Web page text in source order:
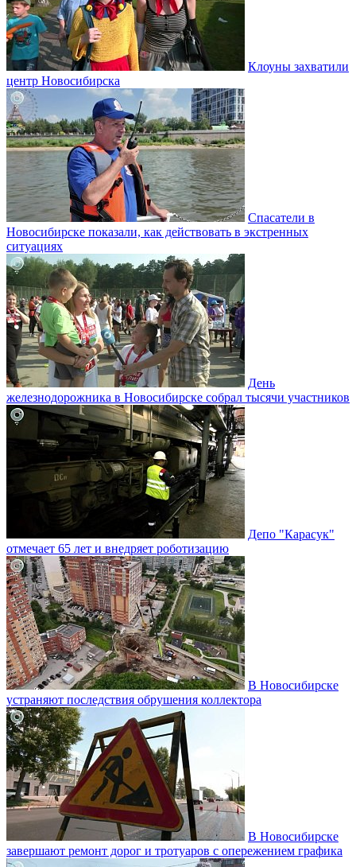
Клоуны захватили
центр Новосибирска
Спасатели в
Новосибирске показали, как действовать в экстренных
ситуациях
День
железнодорожника в Новосибирске собрал тысячи участников
Депо "Карасук"
отмечает 65 лет и внедряет роботизацию
В Новосибирске
устраняют последствия обрушения коллектора
В Новосибирске
завершают ремонт дорог и тротуаров с опережением графика